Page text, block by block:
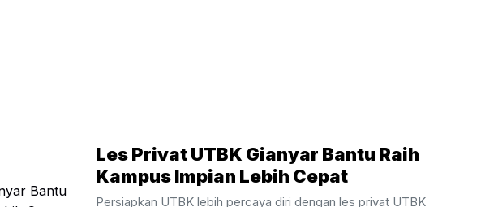
Les Privat UTBK Gianyar Bantu Raih
Kampus Impian Lebih Cepat
Persiapkan UTBK lebih percaya diri dengan les privat UTBK